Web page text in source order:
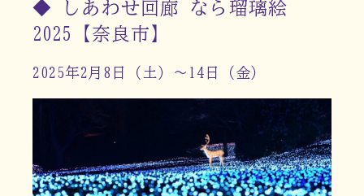
◆ しあわせ回廊 なら瑠璃絵
2025【奈良市】
2025年2月8日（土）～14日（金）